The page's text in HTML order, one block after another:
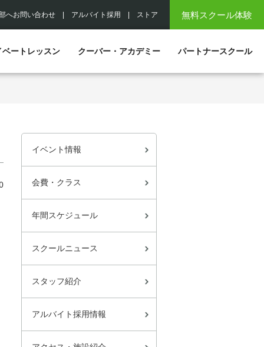
無料スクール体験
へお問い合わせ アルバイト採用 ストア
ベートレッスン クーバー・アカデミー パートナースクール
イベント情報
会費・クラス
年間スケジュール
スクールニュース
スタッフ紹介
アルバイト採用情報